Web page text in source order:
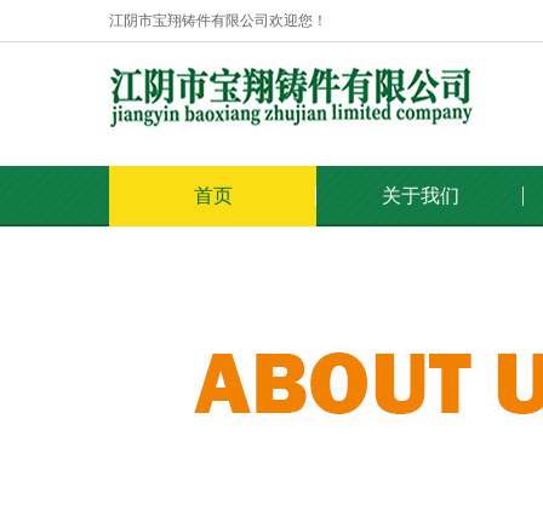
江阴市宝翔铸件有限公司欢迎您！
首页 关于我们